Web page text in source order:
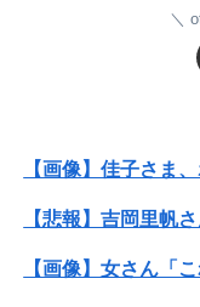
【画像】佳子さま
【画像】佳子さま